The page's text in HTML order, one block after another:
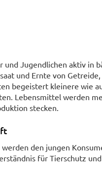
Jugendlichen aktiv in
und Ernte von
begeistert kleinere wie
Lebensmittel werden
stecken.
den jungen
für Tierschutz